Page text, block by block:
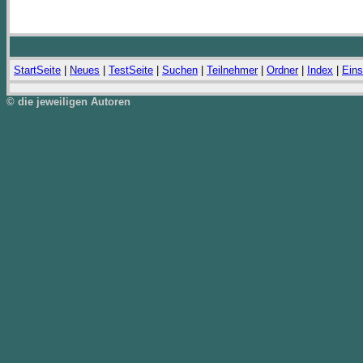
StartSeite Neues TestSeite Suchen Teilnehmer| Ordner| Index
© die jeweiligen Autoren